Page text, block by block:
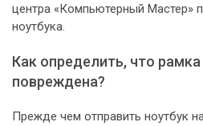
центра «Компьютерный Мастер»
ноутбука.
Как определить, что
повреждена?
Прежде чем отправить ноутбук